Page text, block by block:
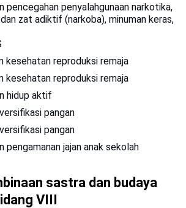
pencegahan penyalahgunaan narkotika,
zat adiktif (narkoba), minuman keras,
kesehatan reproduksi remaja
kesehatan reproduksi remaja
hidup aktif
pangan
pangan
pengamanan jajan anak sekolah
sastra dan budaya
VIII